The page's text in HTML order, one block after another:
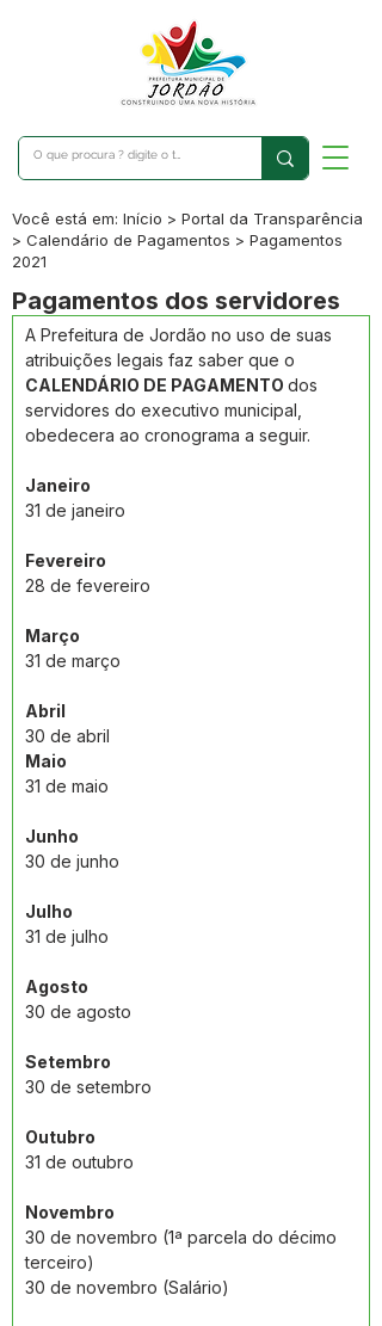
Você está em: Início > Portal da Transparência
> Calendário de Pagamentos > Pagamentos
2021
Pagamentos dos servidores
A Prefeitura de Jordão no uso de suas
atribuições legais faz saber que o
CALENDÁRIO DE PAGAMENTO dos
servidores do executivo municipal,
obedecera ao cronograma a seguir.
Janeiro
31 de janeiro
Fevereiro
28 de fevereiro
Março
31 de março
Abril
30 de abril
Maio
31 de maio
Junho
30 de junho
Julho
31 de julho
Agosto
30 de agosto
Setembro
30 de setembro
Outubro
31 de outubro
Novembro
30 de novembro (1ª parcela do décimo
terceiro)
30 de novembro (Salário)